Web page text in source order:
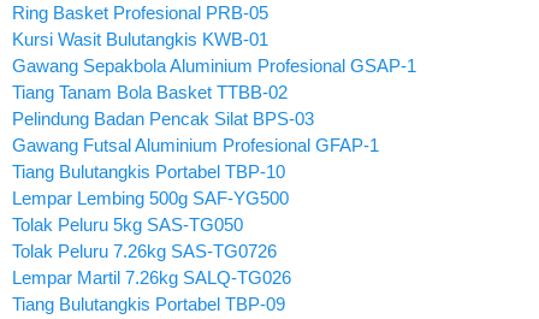
Ring Basket Profesional PRB-05
Kursi Wasit Bulutangkis KWB-01
Gawang Sepakbola Aluminium Profesional GSAP-1
Tiang Tanam Bola Basket TTBB-02
Pelindung Badan Pencak Silat BPS-03
Gawang Futsal Aluminium Profesional GFAP-1
Tiang Bulutangkis Portabel TBP-10
Lempar Lembing 500g SAF-YG500
Tolak Peluru 5kg SAS-TG050
Tolak Peluru 7.26kg SAS-TG0726
Lempar Martil 7.26kg SALQ-TG026
Tiang Bulutangkis Portabel TBP-09